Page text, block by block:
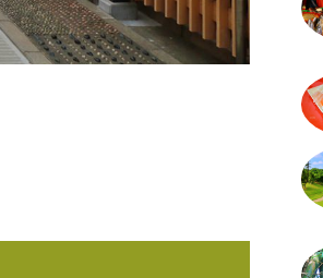
果